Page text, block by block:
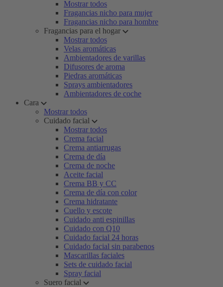
Mostrar todos
Fragancias nicho para mujer
Fragancias nicho para hombre
Fragancias para el hogar
Mostrar todos
Velas aromáticas
Ambientadores de varillas
Difusores de aroma
Piedras aromáticas
Sprays ambientadores
Ambientadores de coche
Cara
Mostrar todos
Cuidado facial
Mostrar todos
Crema facial
Crema antiarrugas
Crema de día
Crema de noche
Aceite facial
Crema BB y CC
Crema de día con color
Crema hidratante
Cuello y escote
Cuidado anti espinillas
Cuidado con Q10
Cuidado facial 24 horas
Cuidado facial sin parabenos
Mascarillas faciales
Sets de cuidado facial
Spray facial
Suero facial